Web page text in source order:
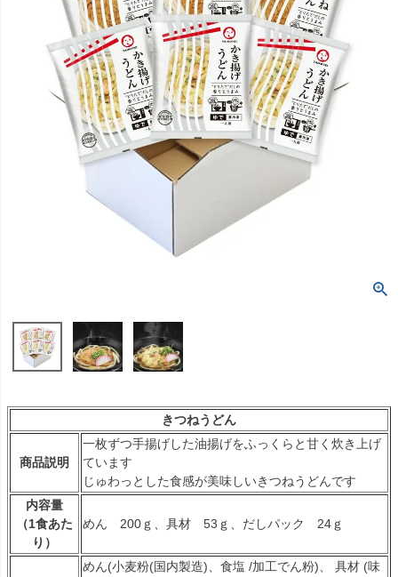
きつねうどん
商品説明
一枚ずつ手揚げした油揚げをふっくらと甘く炊き上げ
ています
じゅわっとした食感が美味しいきつねうどんです
内容量
（1食あた
り）
めん 200ｇ、具材 53ｇ、だしパック 24ｇ
めん(小麦粉(国内製造)、食塩 /加工でん粉)、 具材 (味